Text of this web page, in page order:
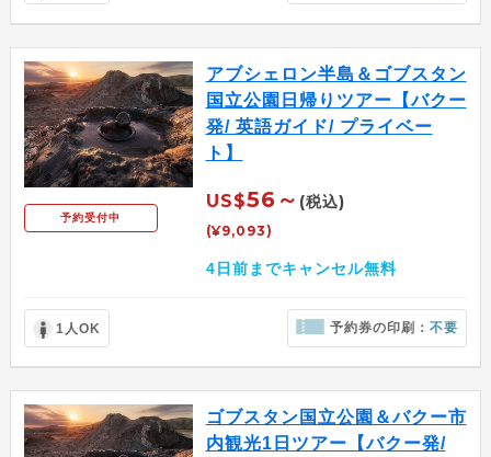
予約受付中
アブシェロン半島＆ゴブスタン
国立公園日帰りツアー【バクー
発/ 英語ガイド/ プライベー
ト】
US$56～ (税込)
(¥9,093)
4日前までキャンセル無料
1人OK 予約券の印刷：不要
ゴブスタン国立公園＆バクー市
内観光1日ツアー【バクー発/